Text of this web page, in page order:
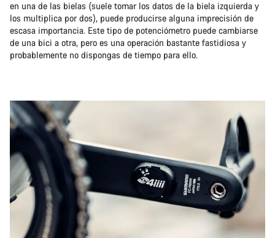
en una de las bielas (suele tomar los datos de la biela izquierda y
los multiplica por dos), puede producirse alguna imprecisión de
escasa importancia. Este tipo de potenciómetro puede cambiarse
de una bici a otra, pero es una operación bastante fastidiosa y
probablemente no dispongas de tiempo para ello.